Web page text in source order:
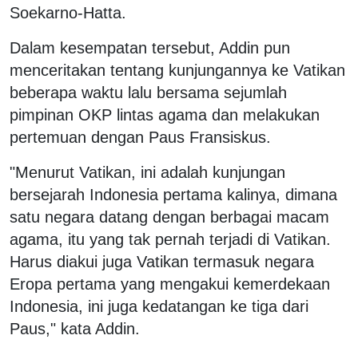
Soekarno-Hatta.
Dalam kesempatan tersebut, Addin pun
menceritakan tentang kunjungannya ke Vatikan
beberapa waktu lalu bersama sejumlah
pimpinan OKP lintas agama dan melakukan
pertemuan dengan Paus Fransiskus.
"Menurut Vatikan, ini adalah kunjungan
bersejarah Indonesia pertama kalinya, dimana
satu negara datang dengan berbagai macam
agama, itu yang tak pernah terjadi di Vatikan.
Harus diakui juga Vatikan termasuk negara
Eropa pertama yang mengakui kemerdekaan
Indonesia, ini juga kedatangan ke tiga dari
Paus," kata Addin.